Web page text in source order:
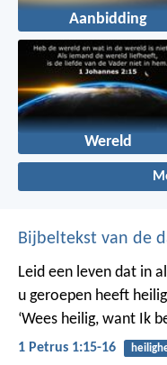
Aanbidding
Wereld
Bijbeltekst van de
Leid een leven dat in
u geroepen heeft
‘Wees heilig, want Ik
1 Petrus 1:15-16